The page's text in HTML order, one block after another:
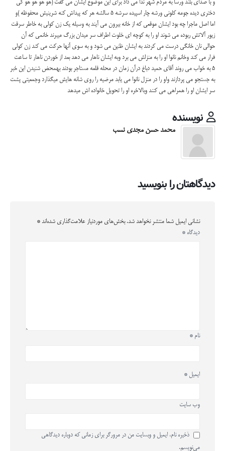
و با صدای بلند ورسا به مردم شهر ندا می داد برای این موضوع ایشان می گفت (هو هو هو هو کی
دختری دیده جومه کلونی ورشه چار اسپیده سرشه 5 سالشه هر که پیداش کنه شرینیش محفوظه )و
اما اصل ماجرا چه بود ایشان موقعی که از خانه بیرون می آیند به وسیله یک زن کولی به خاطر سرقت
زیور آلاتش ربوده می شوند او را به کوچه ای خلوت اطراف سر میدان بزرگ میبرند خانمی که آن
حوالی نان خانگی درست می کردند به ایشان ظنین می شود و به سوی آنها حرکت می کند زن کولی
فرار می کند وخانم نانوا او را به منزلش می برد وبه ایشان ناهار می دهد بعد از خوردن ناهار تا ساعت
5 به خواب می روند آقای حمید دباغ درآن زمان در محله قلعه مستاجر بودند بهمحض شنیدن این خبر
به جستجو می پردازند واو را در منزل نانوا می یابد مرضیه را روی شانه هایش میگذارد وجمعیتی پشت
سر ایشان او را همراهی می کنند وبالاخره او را تحویل خانواده اش میدهد
نویسنده
محمد حسن مجدی نسب
دیدگاهتان را بنویسید
نشانی ایمیل شما منتشر نخواهد شد. بخش‌های موردنیاز علامت‌گذاری شده‌اند *
دیدگاه *
نام *
ایمیل *
وب‌ سایت
ذخیره نام، ایمیل و وبسایت من در مرورگر برای زمانی که دوباره دیدگاهی
می‌نویسم.